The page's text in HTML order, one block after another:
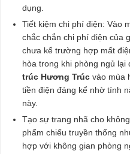
dụng.
Tiết kiệm chi phí điện: Vào
chắc chắn chi phí điện của
chưa kể trường hợp mất
hòa trong khi phòng ngủ
trúc Hương Trúcvào mùa
tiền điện đáng kể nhờ tính
này.
Tạo sự trang nhã cho
phẩm chiếu truyền thống
hợp với không gian phòng